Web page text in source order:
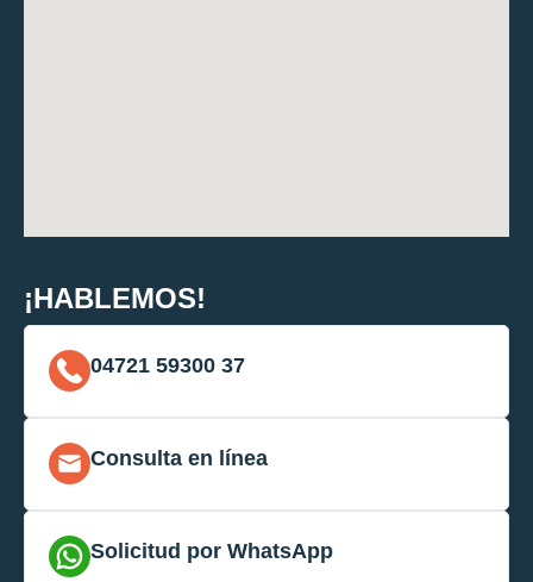
¡HABLEMOS!
04721 59300 37
Consulta en línea
Solicitud por WhatsApp